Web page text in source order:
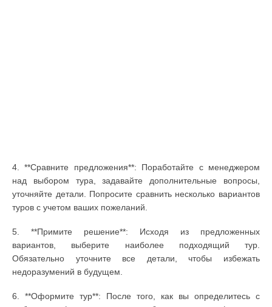
4. **Сравните предложения**: Поработайте с менеджером
над выбором тура, задавайте дополнительные вопросы,
уточняйте детали. Попросите сравнить несколько вариантов
туров с учетом ваших пожеланий.
5. **Примите решение**: Исходя из предложенных
вариантов, выберите наиболее подходящий тур.
Обязательно уточните все детали, чтобы избежать
недоразумений в будущем.
6. **Оформите тур**: После того, как вы определитесь с